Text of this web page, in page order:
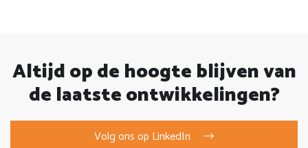
Altijd op de hoogte blijven van
de laatste ontwikkelingen?
Volg ons op LinkedIn